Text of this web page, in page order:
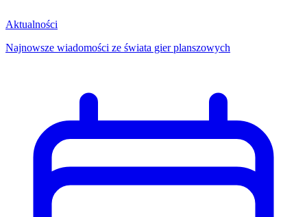
Aktualności
Najnowsze wiadomości ze świata gier planszowych